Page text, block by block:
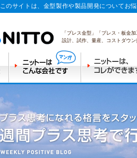
このサイトは、金型製作や製品開発についてお
「プレス金型」「プレス・板金
設計、試作、量産、コストダウ